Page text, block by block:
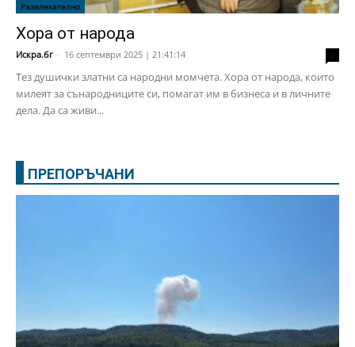
Развлекателно
Хора от народа
Искра.бг - 16 септември 2025 | 21:41:14
Тез душички златни са народни момчета. Хора от народа, които
милеят за сънародниците си, помагат им в бизнеса и в личните
дела. Да са живи...
ПРЕПОРЪЧАНИ